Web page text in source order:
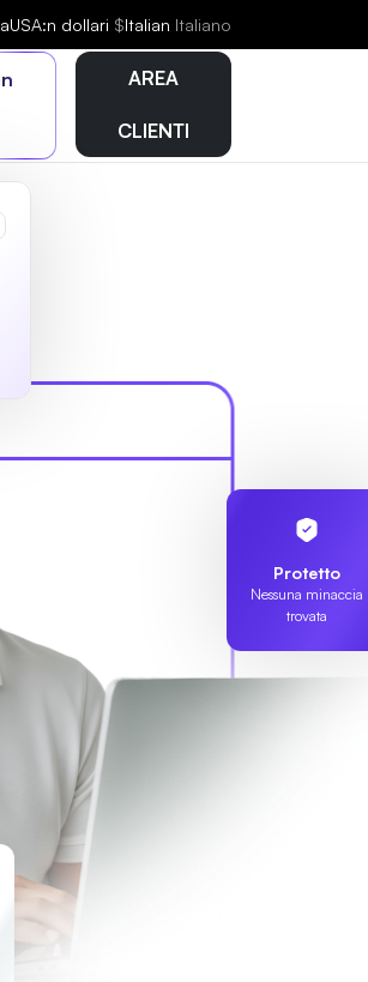
USA:n dollari $Italian Italiano
AREA
CLIENTI
Protetto
Nessuna minaccia
trovata